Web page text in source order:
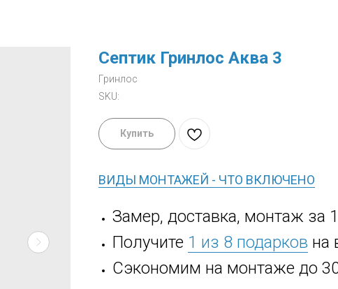
Септик Гринлос Аква 3
Гринлос
SKU:
Купить
ВИДЫ МОНТАЖЕЙ - ЧТО ВКЛЮЧЕНО
Замер, доставка, монтаж за
Получите 1 из 8 подарков на
Сэкономим на монтаже до